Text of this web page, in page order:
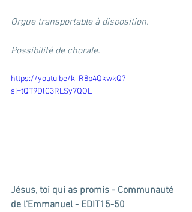
Orgue transportable à disposition.
Possibilité de chorale.
https://youtu.be/k_R8p4QkwkQ?
si=tQT9DlC3RLSy7QOL
Jésus, toi qui as promis - Communauté
de l'Emmanuel - EDIT15-50